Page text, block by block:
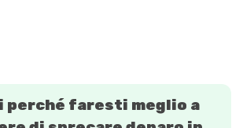
perché faresti meglio a